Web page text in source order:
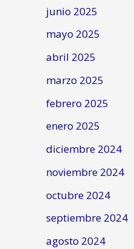
junio 2025
mayo 2025
abril 2025
marzo 2025
febrero 2025
enero 2025
diciembre 2024
noviembre 2024
octubre 2024
septiembre 2024
agosto 2024